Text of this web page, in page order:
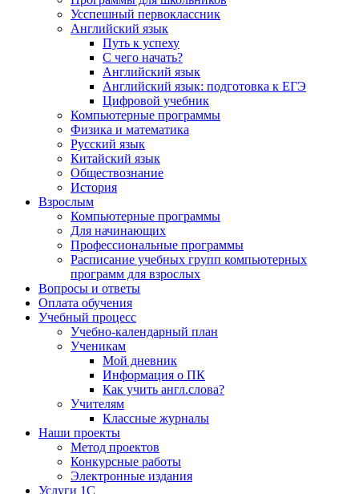
Усспешный первоклассник
Английский язык
Путь к успеху
С чего начать?
Английский язык
Английский язык: подготовка к ЕГЭ
Цифровой учебник
Компьютерные программы
Физика и математика
Русский язык
Китайский язык
Обществознание
История
Взрослым
Компьютерные программы
Для начинающих
Профессиональные программы
Расписание учебных групп компьютерных
программ для взрослых
Вопросы и ответы
Оплата обучения
Учебный процесс
Учебно-календарный план
Ученикам
Мой дневник
Информация о ПК
Как учить англ.слова?
Учителям
Классные журналы
Наши проекты
Метод проектов
Конкурсные работы
Электронные издания
Услуги 1C